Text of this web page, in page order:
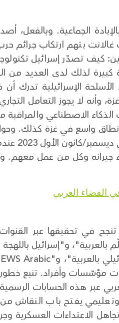
الجماعية. وبالفعل،
غالانت بتهم ارتكاب جرائم
تصدّر إسرائيل
لذلك لدى العديد من
الإسرائيلية تدرك
وأنه لا يجوز التعامل
الاصطناعي والمراقبة
واسع في غزة كذلك.
أحمد لبّاد
جيرانه وكل من عمل
الفضاء العربي
في تحقيقها عبر
و"إسرائيل
مؤسّسات وأفراد. تنبع
عبر هذه الحسابات
يفتح باب النقاش
الاعتداءات العسكرية